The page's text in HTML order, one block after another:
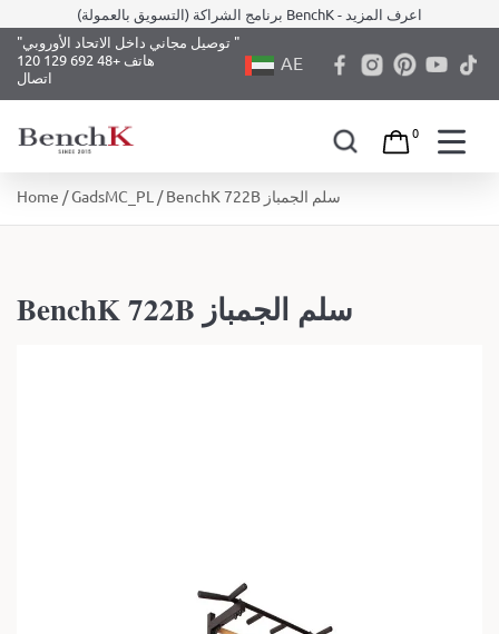
برنامج الشراكة (التسويق بالعمولة) BenchK - اعرف المزيد
"توصيل مجاني داخل الاتحاد الأوروبي "
هاتف +48 692 129 120
اتصال
AE
0
Home /GadsMC_PL / BenchK 722B سلم الجمباز
BenchK 722B سلم الجمباز